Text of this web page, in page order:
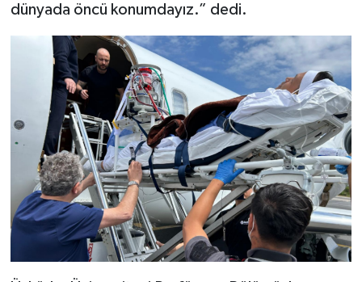
dünyada öncü konumdayız.” dedi.